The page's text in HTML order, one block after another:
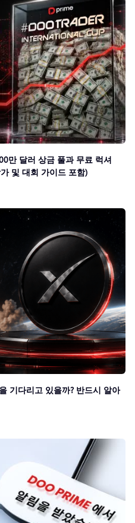
만 달러 상금 풀과 무료 럭셔
및 대회 가이드 포함)
기다리고 있을까? 반드시 알아